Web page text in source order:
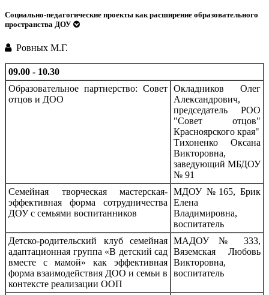
Социально-педагогические проекты как расширение образовательного
пространства ДОУ
Ровных М.Г.
09.00 - 10.30
Образовательное партнерство: Совет
отцов и ДОО
Окладников Олег
Александрович,
председатель РОО
"Совет отцов"
Красноярского края"
Тихоненко Оксана
Викторовна,
заведующий МБДОУ
№ 91
Семейная творческая мастерская-
эффективная форма сотрудничества
ДОУ с семьями воспитанников
МДОУ №165, Брик
Елена
Владимировна,
воспитатель
Детско-родительский клуб семейная
адаптационная группа «В детский сад
вместе с мамой» как эффективная
форма взаимодействия ДОО и семьи в
контексте реализации ООП
МАДОУ № 333,
Вяземская Любовь
Викторовна,
воспитатель